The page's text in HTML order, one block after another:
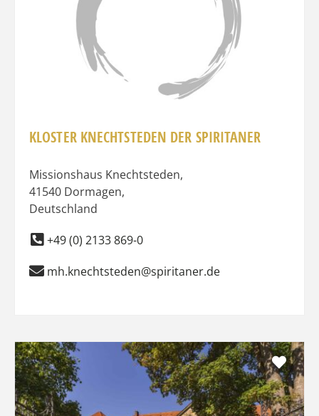
KLOSTER KNECHTSTEDEN DER SPIRITANER
Missionshaus Knechtsteden,
41540 Dormagen,
Deutschland
+49 (0) 2133 869-0
mh.knechtsteden@spiritaner.de